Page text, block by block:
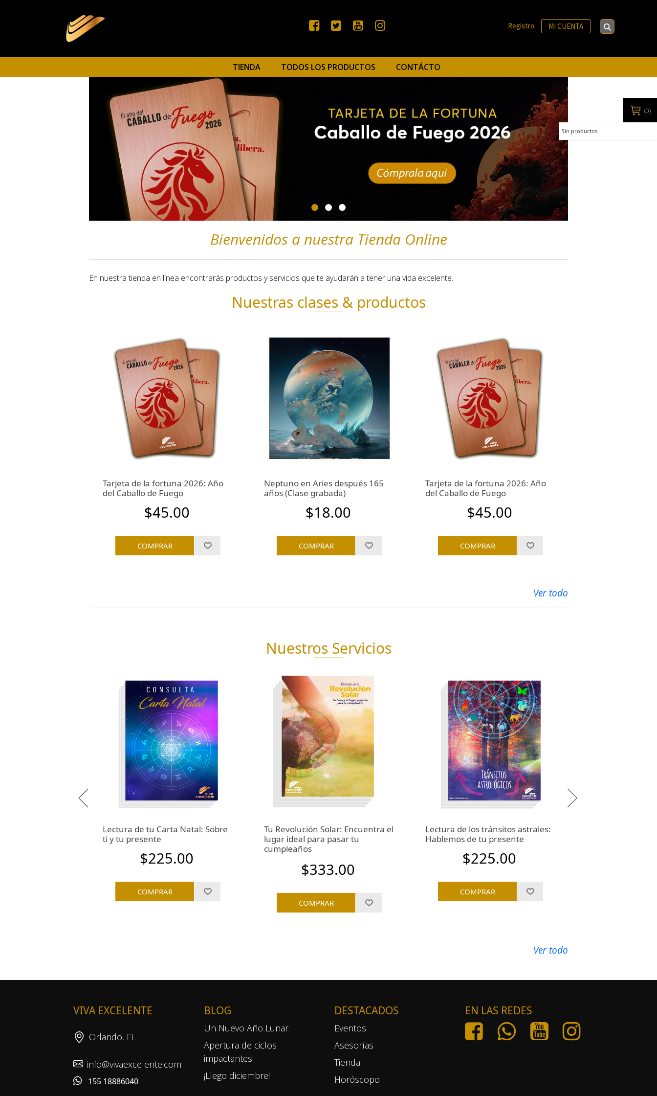
Registro MI CUENTA
(0)
Sin productos.
TIENDA TODOS LOS PRODUCTOS CONTÁCTO
Bienvenidos a nuestra Tienda Online
En nuestra tienda en línea encontrarás productos y servicios que te ayudarán a tener una vida excelente.
Nuestras clases & productos
Tarjeta de la fortuna 2026: Año
del Caballo de Fuego
$45.00
Neptuno en Aries después 165
años (Clase grabada)
$18.00
Tarjeta de la fortuna 2026: Año
del Caballo de Fuego
$45.00
Ver todo
Nuestros Servicios
Lectura de tu Carta Natal: Sobre
ti y tu presente
$225.00
Tu Revolución Solar: Encuentra el
lugar ideal para pasar tu
cumpleaños
$333.00
Lectura de los tránsitos astrales:
Hablemos de tu presente
$225.00
Ver todo
VIVA EXCELENTE
Orlando, FL
info@vivaexcelente.com
155 18886040
BLOG
Un Nuevo Año Lunar
Apertura de ciclos
impactantes
¡Llego diciembre!
DESTACADOS
Eventos
Asesorías
Tienda
Horóscopo
EN LAS REDES